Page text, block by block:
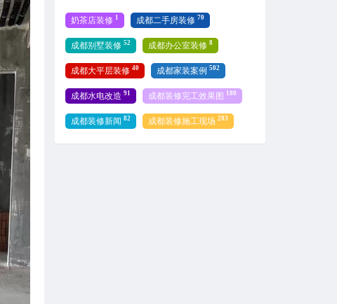
奶茶店装修 1 成都二手房装修 70
成都别墅装修 52 成都办公室装修 8
成都大平层装修 40 成都家装案例 502
成都水电改造 91 成都装修完工效果图 180
成都装修新闻 82 成都装修施工现场 283